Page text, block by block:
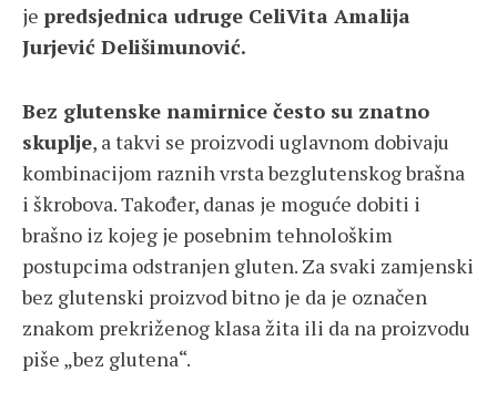
je predsjednica udruge CeliVita Amalija
Jurjević Delišimunović.
Bez glutenske namirnice često su znatno
skuplje, a takvi se proizvodi uglavnom dobivaju
kombinacijom raznih vrsta bezglutenskog brašna
i škrobova. Također, danas je moguće dobiti i
brašno iz kojeg je posebnim tehnološkim
postupcima odstranjen gluten. Za svaki zamjenski
bez glutenski proizvod bitno je da je označen
znakom prekriženog klasa žita ili da na proizvodu
piše „bez glutena“.